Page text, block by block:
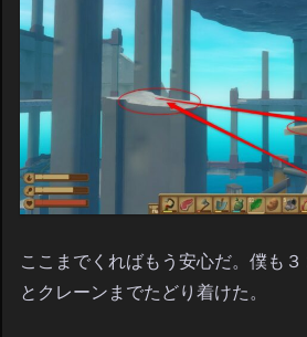
ここまでくればもう安心だ。僕も
とクレーンまでたどり着けた。